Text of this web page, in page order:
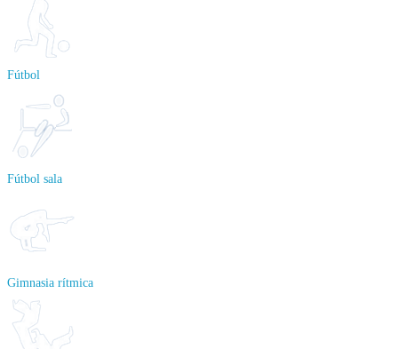
Fútbol
Fútbol sala
Gimnasia rítmica